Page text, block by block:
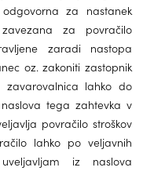
za nastanek
za povračilo
zaradi nastopa
oz. zakoniti zastopnik
zavarovalnica lahko do
tega zahtevka v
povračilo stroškov
lahko po veljavnih
iz naslova